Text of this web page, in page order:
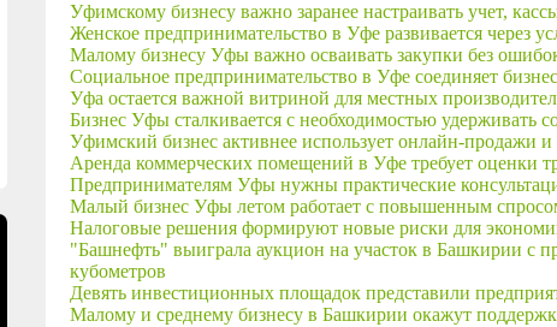
Уфимскому бизнесу важно заранее настраивать учет,
Женское предпринимательство в Уфе развивается через
Малому бизнесу Уфы важно осваивать закупки без
Социальное предпринимательство в Уфе соединяет
Уфа остается важной витриной для местных
Бизнес Уфы сталкивается с необходимостью удерживать
Уфимский бизнес активнее использует онлайн-продажи
Аренда коммерческих помещений в Уфе требует оценки
Предпринимателям Уфы нужны практические
Малый бизнес Уфы летом работает с повышенным
Налоговые решения формируют новые риски для
"Башнефть" выиграла аукцион на участок в Башкирии с
кубометров
Девять инвестиционных площадок представили
Малому и среднему бизнесу в Башкирии окажут